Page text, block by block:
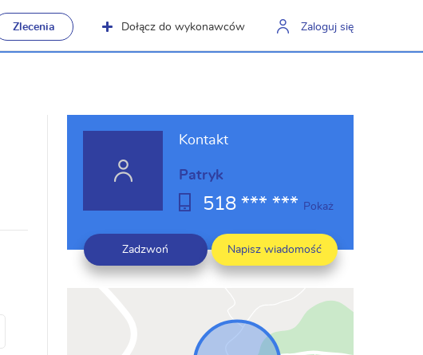
Zlecenia Dołącz do wykonawców Zaloguj się
Kontakt
Patryk
518 *** *** Pokaż
Zadzwoń Napisz wiadomość